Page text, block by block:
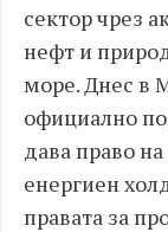
сектор чрез
нефт и
море. Днес в
официално
дава право
енергиен
правата за